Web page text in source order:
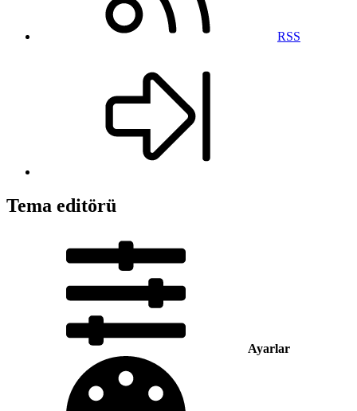
RSS
Tema editörü
Ayarlar